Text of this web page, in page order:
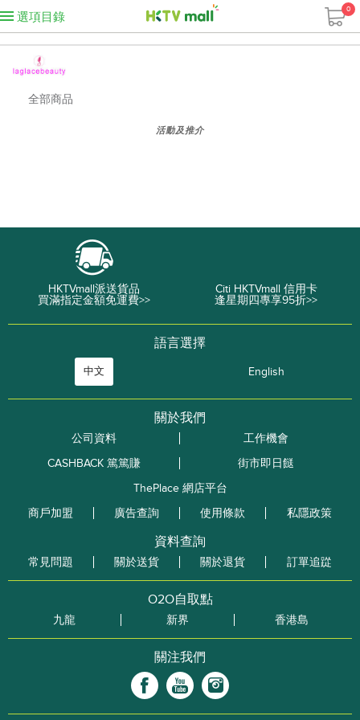
選項目錄
0
全部商品
活動及推介
HKTVmall派送貨品
買滿指定金額免運費>>
Citi HKTVmall 信用卡
逢星期四專享95折>>
語言選擇
中文 English
關於我們
公司資料
工作機會
CASHBACK 篤篤賺
街市即日餸
ThePlace 網店平台
商戶加盟
廣告查詢 使用條款 私隱政策
資料查詢
常見問題 關於送貨 關於退貨 訂單追踨
O2O自取點
九龍 新界 香港島
關注我們